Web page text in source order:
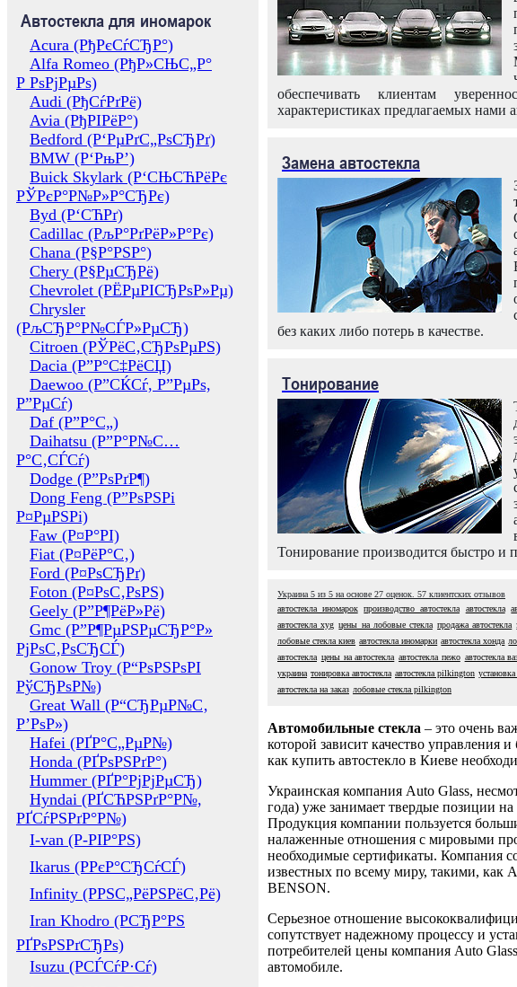
Автостекла для иномарок
Acura (РђРєСѓСЂР°)
Alfa Romeo (РђР»СЊС„Р°
Р РѕРјРµРѕ)
Audi (РђСѓРґРё)
Avia (РђРІРёР°)
Bedford (Р‘РµРґС„РѕСЂРґ)
BMW (Р‘РњР’)
Buick Skylark (Р‘СЊСЋРёРє
РЎРєР°Р№Р»Р°СЂРє)
Byd (Р‘СЋРґ)
Cadillac (РљР°РґРёР»Р°Рє)
Chana (Р§Р°РЅР°)
Chery (Р§РµСЂРё)
Chevrolet (РЁРµРІСЂРѕР»Рµ)
Chrysler
(РљСЂР°Р№СЃР»РµСЂ)
Citroen (РЎРёС‚СЂРѕРµРЅ)
Dacia (Р”Р°С‡РёСЏ)
Daewoo (Р”СЌСѓ, Р”РµРѕ,
Р”РµСѓ)
Daf (Р”Р°С„)
Daihatsu (Р”Р°Р№С…
Р°С‚СЃСѓ)
Dodge (Р”РѕРґР¶)
Dong Feng (Р”РѕРЅРі
Р¤РµРЅРі)
Faw (Р¤Р°РІ)
Fiat (Р¤РёР°С‚)
Ford (Р¤РѕСЂРґ)
Foton (Р¤РѕС‚РѕРЅ)
Geely (Р”Р¶РёР»Рё)
Gmc (Р”Р¶РµРЅРµСЂР°Р»
РјРѕС‚РѕСЂСЃ)
Gonow Troy (Р“РѕРЅРѕРІ
РўСЂРѕР№)
Great Wall (Р“СЂРµР№С‚
Р’РѕР»)
Hafei (РҐР°С„РµР№)
Honda (РҐРѕРЅРґР°)
Hummer (РҐР°РјРјРµСЂ)
Hyndai (РҐСЋРЅРґР°Р№,
РҐСѓРЅРґР°Р№)
I-van (Р-РІР°РЅ)
Ikarus (РРєР°СЂСѓСЃ)
Infinity (РРЅС„РёРЅРёС‚Рё)
Iran Khodro (РСЂР°РЅ
РҐРѕРЅРґСЂРѕ)
Isuzu (РСЃСѓР·Сѓ)
обеспечивать клиентам
характеристиках предлагаемых нами
Замена автостекла
без каких либо потерь в качестве.
Тонирование
Тонирование производится быстро и
Украина 5 из 5 на основе 27 оценок. 57 клиентских отзывов
автостекла иномарок
производство автостекла автостекла
автостекла xyg цены на лобовые стекла продажа автостекла
лобовые стекла киев автостекла иномарки автостекла хонда
автостекла цены на автостекла автостекла пежо автостекла
украина тонировка автостекла автостекла pilkington
автостекла на заказ лобовые стекла pilkington
Автомобильные стекла – это очень
которой зависит качество управления
как купить автостекло в Киеве
Украинская компания Auto Glass,
года) уже занимает твердые позиции
Продукция компании пользуется
налаженные отношения с мировыми
необходимые сертификаты. Компания
известных по всему миру, такими, как
BENSON.
Серьезное отношение
сопутствует надежному процессу и
потребителей цены компания Auto
автомобиле.